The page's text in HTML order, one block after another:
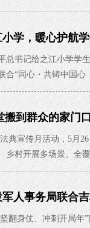
学，暖心护航
总书记给之江小学学
合“同心・共铸中国心
搬到群众的家门
典宣传月活动，5月
乡村开展多场景、全
人事务局联合
翻身仗、冲刺开局